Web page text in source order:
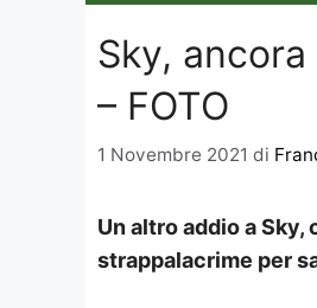
Sky,
– FOTO
1 Novembre 2021 di
Un altro addio a
strappalacrime per